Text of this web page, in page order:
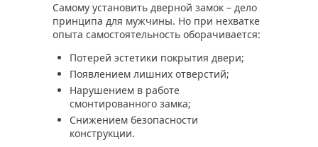
Самому установить дверной замок – дело
принципа для мужчины. Но при нехватке
опыта самостоятельность оборачивается:
Потерей эстетики покрытия двери;
Появлением лишних отверстий;
Нарушением в работе
смонтированного замка;
Снижением безопасности
конструкции.